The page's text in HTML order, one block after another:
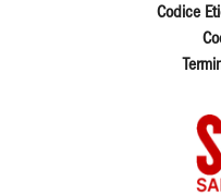
Codice